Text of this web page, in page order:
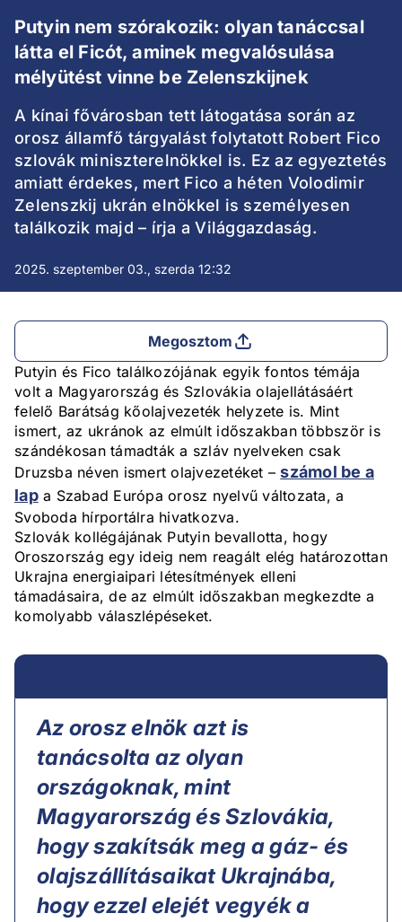
Putyin nem szórakozik: olyan tanáccsal
látta el Ficót, aminek megvalósulása
mélyütést vinne be Zelenszkijnek
A kínai fővárosban tett látogatása során az
orosz államfő tárgyalást folytatott Robert Fico
szlovák miniszterelnökkel is. Ez az egyeztetés
amiatt érdekes, mert Fico a héten Volodimir
Zelenszkij ukrán elnökkel is személyesen
találkozik majd – írja a Világgazdaság.
2025. szeptember 03., szerda 12:32
Megosztom
Putyin és Fico találkozójának egyik fontos témája
volt a Magyarország és Szlovákia olajellátásáért
felelő Barátság kőolajvezeték helyzete is. Mint
ismert, az ukránok az elmúlt időszakban többször is
szándékosan támadták a szláv nyelveken csak
Druzsba néven ismert olajvezetéket –számol be a
lapa Szabad Európa orosz nyelvű változata, a
Svoboda hírportálra hivatkozva.
Szlovák kollégájának Putyin bevallotta, hogy
Oroszország egy ideig nem reagált elég határozottan
Ukrajna energiaipari létesítmények elleni
támadásaira, de az elmúlt időszakban megkezdte a
komolyabb válaszlépéseket.
Az orosz elnök azt is
tanácsolta az olyan
országoknak, mint
Magyarország és Szlovákia,
hogy szakítsák meg a gáz- és
olajszállításaikat Ukrajnába,
hogy ezzel elejét vegyék a